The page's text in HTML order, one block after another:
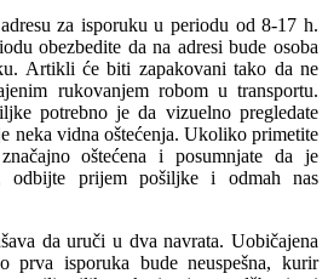
za isporuku u periodu od 8-17 h.
obezbedite da na adresi bude osoba
Artikli će biti zapakovani tako da ne
rukovanjem robom u transportu.
potrebno je da vizuelno pregledate
neka vidna oštećenja. Ukoliko primetite
oštećena i posumnjate da je
odbijte prijem pošiljke i odmah nas
da uruči u dva navrata. Uobičajena
prva isporuka bude neuspešna, kurir